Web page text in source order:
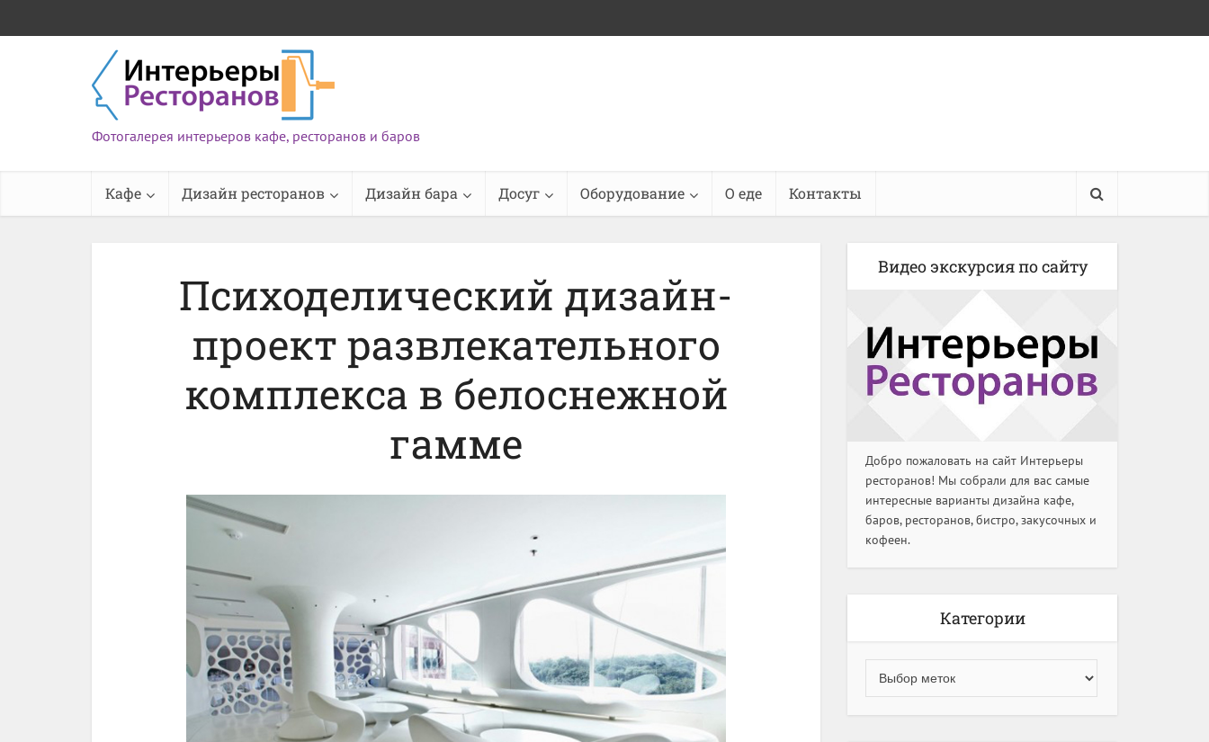
Фотогалерея интерьеров кафе, ресторанов и баров
Кафе Дизайн ресторанов Дизайн бара Досуг Оборудование О еде Контакты
Психоделический дизайн-
проект развлекательного
комплекса в белоснежной
гамме
Видео экскурсия по сайту
Добро пожаловать на сайт Интерьеры
ресторанов! Мы собрали для вас самые
интересные варианты дизайна кафе,
баров, ресторанов, бистро, закусочных и
кофеен.
Категории